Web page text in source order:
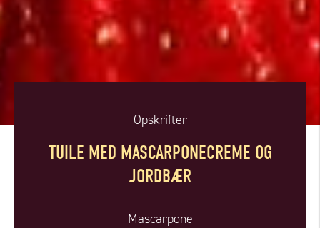
Opskrifter
TUILE MED MASCARPONECREME OG
JORDBÆR
Mascarpone